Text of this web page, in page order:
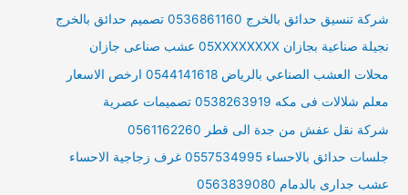
شركة تنسيق حدائق بالخرج 0536861160 تصميم حدائق بالخرج
نجيلة صناعية بجازان 05XXXXXXXX عشب صناعى جازان
محلات العشب الصناعي بالرياض 0544141618 ارخص الاسعار
معلم شلالات فى مكه 0538263919 تصميمات عصرية
شركة نقل عفش من جدة الى قطر 0561162260
جلسات حدائق بالاحساء 0557534995 غرف زجاجية الاحساء
عشب جدارى بالدمام 0563839080